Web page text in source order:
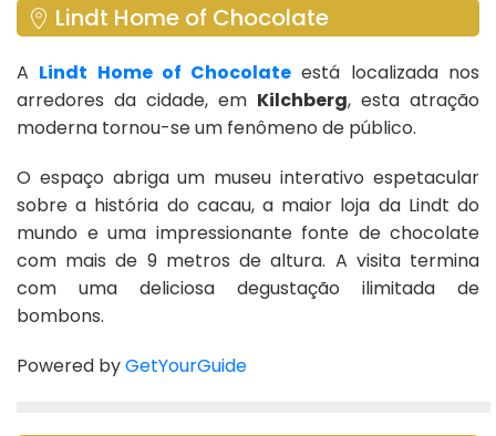
Lindt Home of Chocolate
A Lindt Home of Chocolate está localizada nos
arredores da cidade, em Kilchberg, esta atração
moderna tornou-se um fenômeno de público.
O espaço abriga um museu interativo espetacular
sobre a história do cacau, a maior loja da Lindt do
mundo e uma impressionante fonte de chocolate
com mais de 9 metros de altura. A visita termina
com uma deliciosa degustação ilimitada de
bombons.
Powered byGetYourGuide